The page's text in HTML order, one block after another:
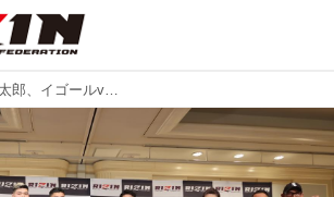
サトシvs.K太郎、イゴールvs.ストラッサーを含む計12カードを追加発表！1月31日（水）実施、追加対戦カード発表記者会見